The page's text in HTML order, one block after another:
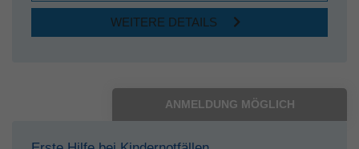
WEITERE DETAILS
ANMELDUNG MÖGLICH